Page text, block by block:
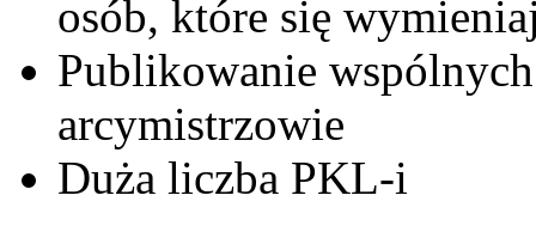
osób, które się
Publikowanie
arcymistrzowie
Duża liczba PKL-i